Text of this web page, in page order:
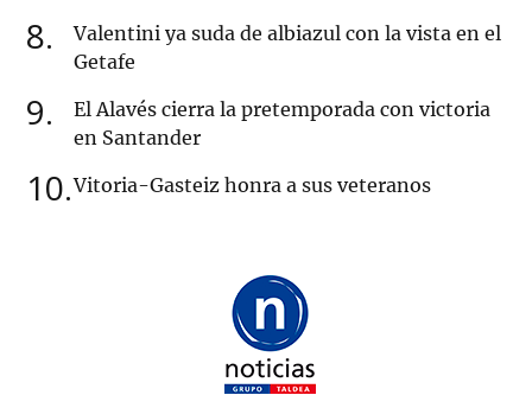
8
Valentini ya suda de albiazul con la vista en el
Getafe
9
El Alavés cierra la pretemporada con victoria
en Santander
10 Vitoria-Gasteiz honra a sus veteranos